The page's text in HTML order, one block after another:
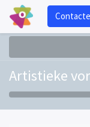
Artistieke